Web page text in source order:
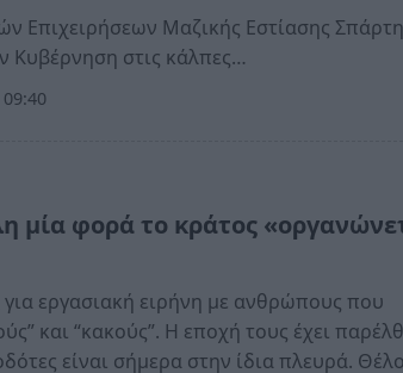
Επιχειρήσεων Μαζικής Εστίασης
την Κυβέρνηση στις κάλπες…
μία φορά το κράτος
για εργασιακή ειρήνη με ανθρώπους που
και “κακούς”. Η εποχή τους έχει
είναι σήμερα στην ίδια πλευρά.